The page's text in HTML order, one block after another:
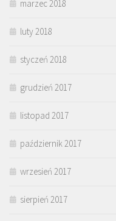
marzec 2018
luty 2018
styczeń 2018
grudzień 2017
listopad 2017
październik 2017
wrzesień 2017
sierpień 2017